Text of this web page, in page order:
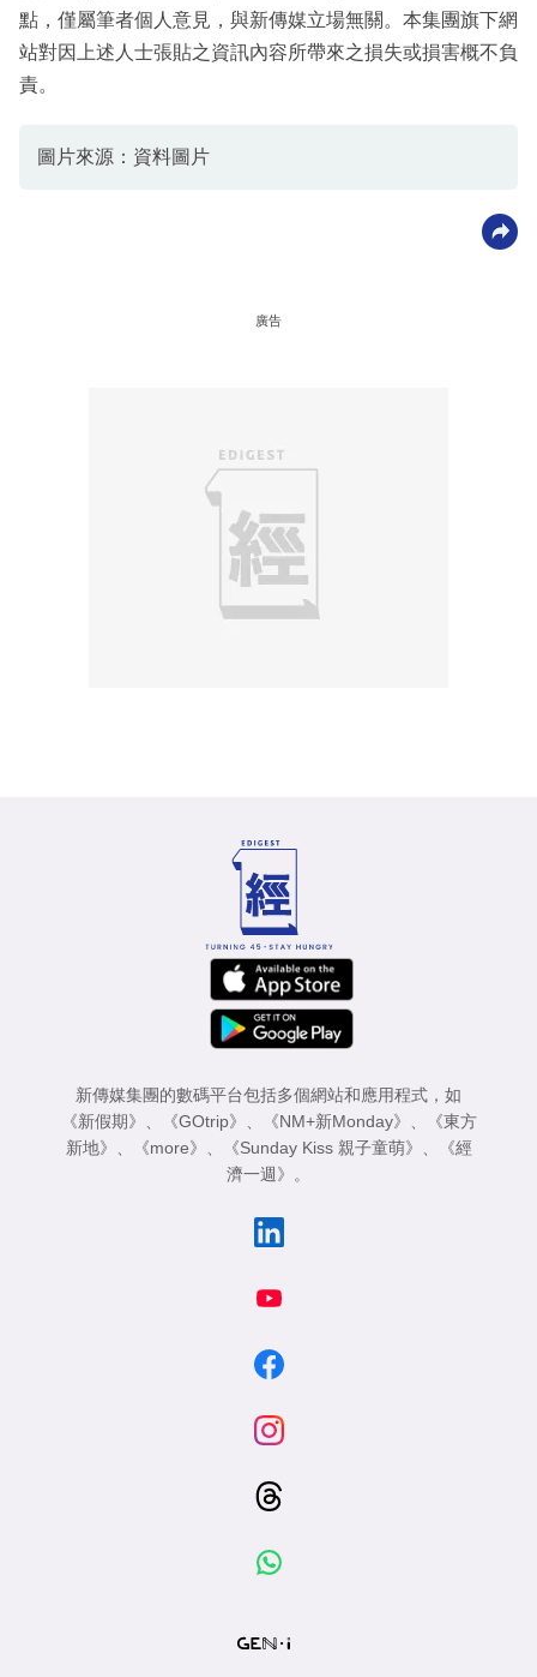
點，僅屬筆者個人意見，與新傳媒立場無關。本集團旗下網
站對因上述人士張貼之資訊內容所帶來之損失或損害概不負
責。
圖片來源：資料圖片
廣告
新傳媒集團的數碼平台包括多個網站和應用程式，如
《新假期》 、 《GOtrip》 、 《NM+新Monday》 、
《東方
新地》 、 《more》 、 《Sunday Kiss 親子童萌》 、
《經
濟一週》 。